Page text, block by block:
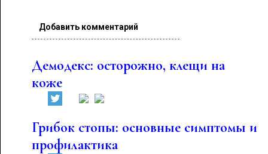
Добавить комментарий
Демодекс: осторожно, клещи на
коже
Грибок стопы: основные симптомы и
профилактика